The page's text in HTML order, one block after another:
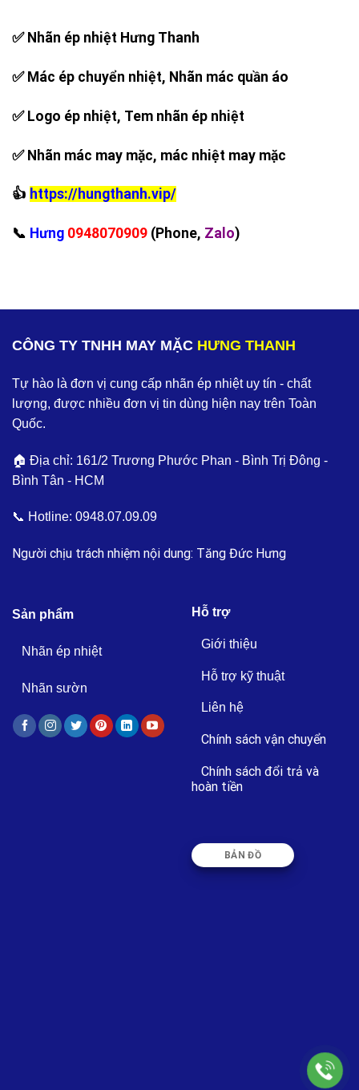
✅ Nhãn ép nhiệt Hưng Thanh
✅ Mác ép chuyển nhiệt, Nhãn mác quần áo
✅ Logo ép nhiệt, Tem nhãn ép nhiệt
✅ Nhãn mác may mặc, mác nhiệt may mặc
👍 https://hungthanh.vip/
‪📞 Hưng 0948070909 (Phone, Zalo)
CÔNG TY TNHH MAY MẶC HƯNG THANH
Tự hào là đơn vị cung cấp nhãn ép nhiệt uy tín - chất
lượng, được nhiều đơn vị tin dùng hiện nay trên Toàn
Quốc.
🏠 Địa chỉ: 161/2 Trương Phước Phan - Bình Trị Đông -
Bình Tân - HCM
📞 Hotline: 0948.07.09.09
Người chịu trách nhiệm nội dung: Tăng Đức Hưng
Sản phẩm
Nhãn ép nhiệt
Nhãn sườn
Hỗ trợ
Giới thiệu
Hỗ trợ kỹ thuật
Liên hệ
Chính sách vận chuyển
Chính sách đổi trả và
hoàn tiền
BẢN ĐỒ